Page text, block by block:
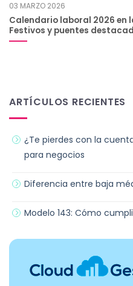
03 MARZO 2026
Calendario laboral 2026 en
Festivos y puentes
ARTÍCULOS RECIENTES
¿Te pierdes con la
para negocios
Diferencia entre baja
Modelo 143: Cómo